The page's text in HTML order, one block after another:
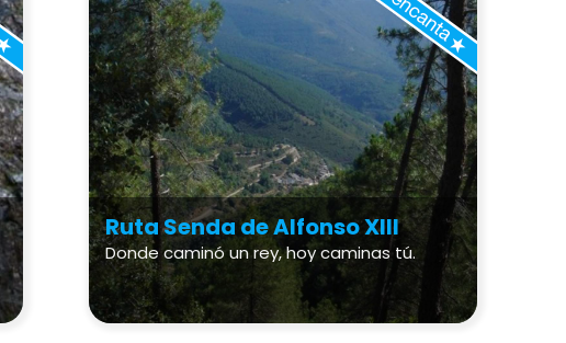
Ruta Senda de Alfonso XIII
Donde caminó un rey, hoy caminas tú.